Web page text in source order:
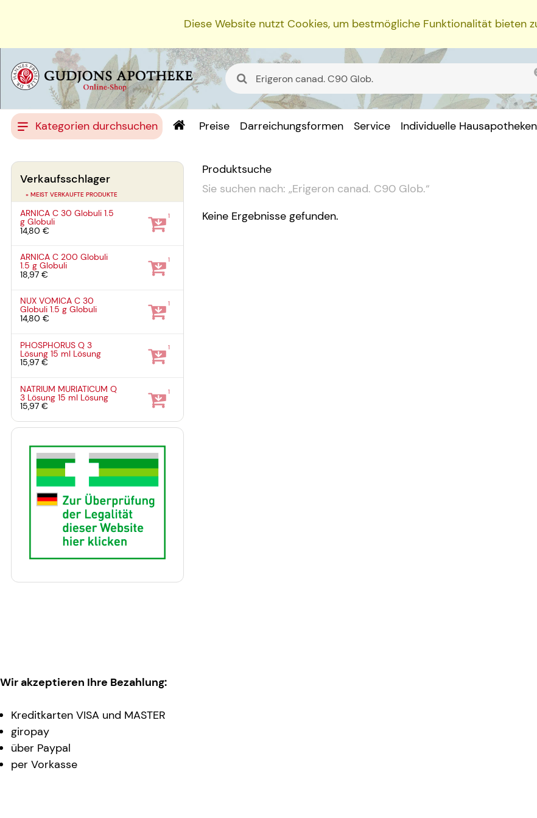
Diese Website nutzt Cookies, um bestmögliche Funktionalität bieten
Kategorien durchsuchen Preise Darreichungsformen Service Individuelle Hausapotheken
Produktsuche
Sie suchen nach: „Erigeron canad. C90 Glob.“
Keine Ergebnisse gefunden.
Verkaufsschlager
» MEIST VERKAUFTE PRODUKTE
ARNICA C 30 Globuli1.5
gGlobuli
14,80 €
1
ARNICA C 200 Globuli
1.5 gGlobuli
18,97 €
1
NUX VOMICA C 30
Globuli1.5 gGlobuli
14,80 €
1
PHOSPHORUS Q 3
Lösung15 ml Lösung
15,97 €
1
NATRIUM MURIATICUM Q
3 Lösung15 ml Lösung
15,97 €
1
Wir akzeptieren Ihre Bezahlung:
Kreditkarten VISA und MASTER
giropay
über Paypal
per Vorkasse